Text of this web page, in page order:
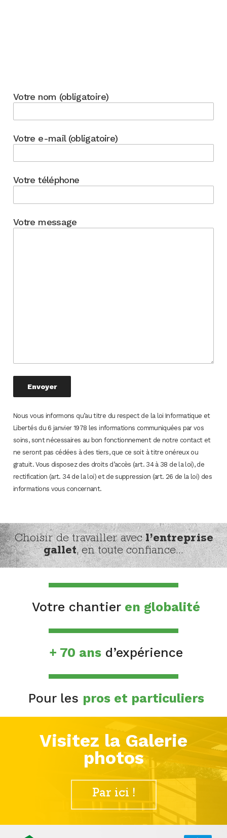
Votre nom (obligatoire)
Votre e-mail (obligatoire)
Votre téléphone
Votre message
Nous vous informons qu’au titre du respect de la loi Informatique et
Libertés du 6 janvier 1978 les informations communiquées par vos
soins, sont nécessaires au bon fonctionnement de notre contact et
ne seront pas cédées à des tiers, que ce soit à titre onéreux ou
gratuit. Vous disposez des droits d’accès (art. 34 à 38 de la loi), de
rectification (art. 34 de la loi) et de suppression (art. 26 de la loi) des
informations vous concernant.
Choisir de travailler avecl’entreprise
gallet, en toute confiance...
Votre chantier en globalité
+ 70 ans d’expérience
Pour les pros et particuliers
Visitez la Galerie
photos
Par ici !